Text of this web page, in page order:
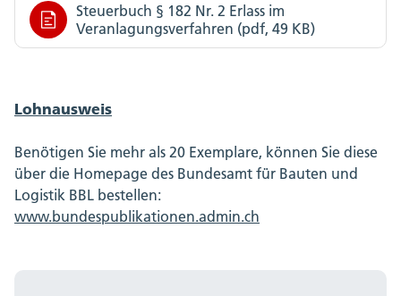
Steuerbuch § 182 Nr. 2 Erlass im
Veranlagungsverfahren (pdf, 49 KB)
Lohnausweis
Benötigen Sie mehr als 20 Exemplare, können Sie diese
über die Homepage des Bundesamt für Bauten und
Logistik BBL bestellen:
www.bundespublikationen.admin.ch